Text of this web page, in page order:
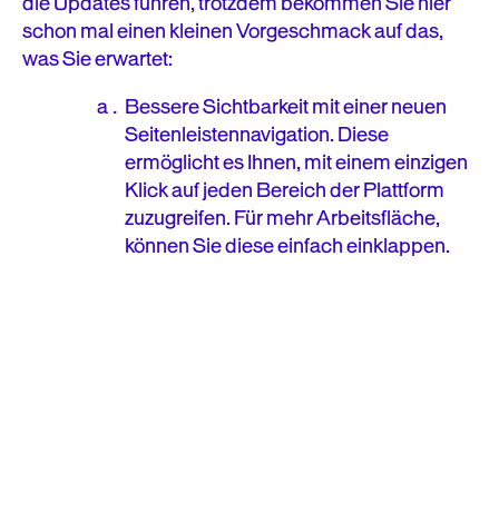
schon mal einen kleinen Vorgeschmack auf das,
was Sie erwartet:
Bessere Sichtbarkeit mit einer neuen
Seitenleistennavigation. Diese
ermöglicht es Ihnen, mit einem einzigen
Klick auf jeden Bereich der Plattform
zuzugreifen. Für mehr Arbeitsfläche,
können Sie diese einfach einklappen.